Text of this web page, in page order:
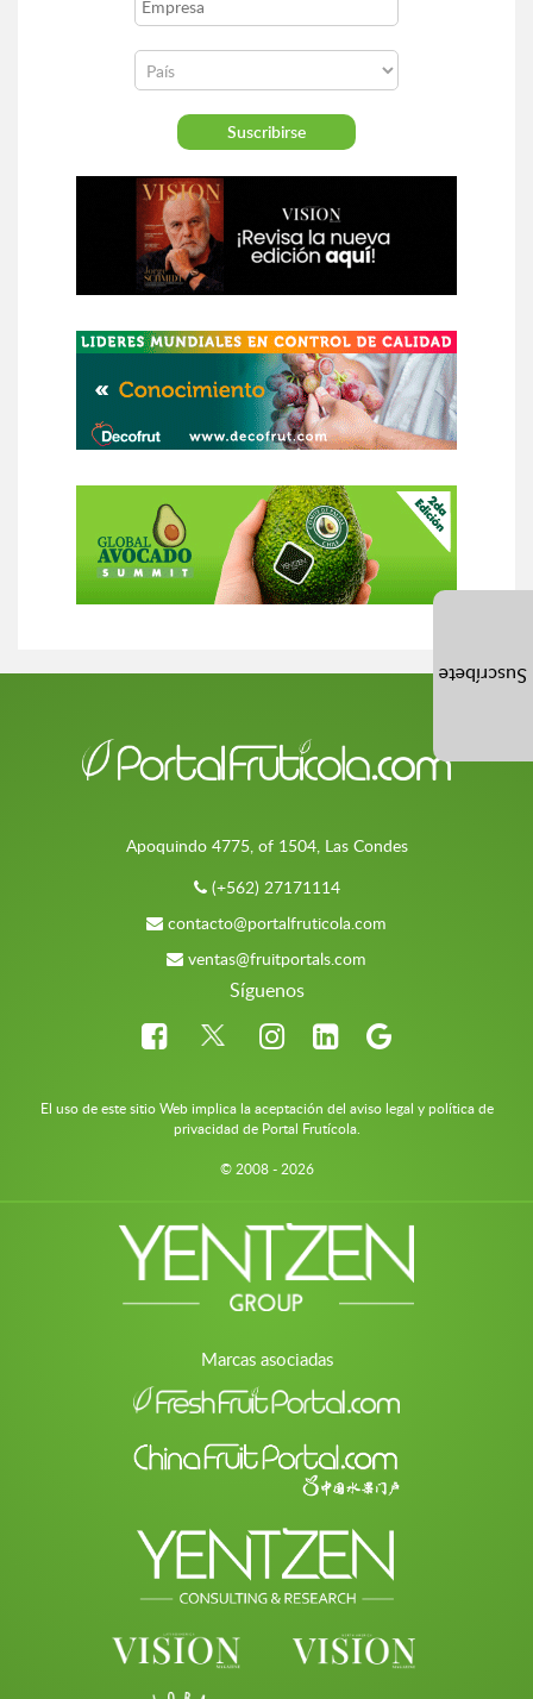
Apoquindo 4775, of 1504, Las Condes
(+562) 27171114
contacto@portalfruticola.com
ventas@fruitportals.com
Síguenos
El uso de este sitio Web implica la aceptación del aviso legal y política de
privacidad de Portal Frutícola.
© 2008 - 2026
Marcas asociadas
Suscríbete